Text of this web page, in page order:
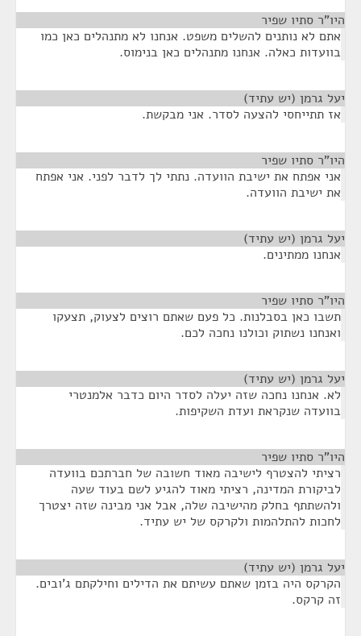
היו"ר סתיו שפיר
אתם לא נותנים להשלים משפט. אנחנו לא מתנהלים כאן כמו
בוועדות כאלה. אנחנו מתנהלים כאן בנימוס.
יעל גרמן (יש עתיד)
אז תתייחסי להצעה לסדר. אני מבקשת.
היו"ר סתיו שפיר
אני אפתח את ישיבת הוועדה. נתתי לך לדבר לפני. אני אפתח
את ישיבת הוועדה.
יעל גרמן (יש עתיד)
אנחנו ממתינים.
היו"ר סתיו שפיר
תשבו כאן בסבלנות. כל פעם שאתם רוצים לצעוק, תצעקו
ואנחנו נשתוק וכולנו נחכה לכם.
יעל גרמן (יש עתיד)
לא. אנחנו נחכה שזה יעלה לסדר היום כדבר אלמנטרי
בוועדה שנקראת ועדת השקיפות.
היו"ר סתיו שפיר
רציתי להצטרף לישיבה מאוד חשובה של חברתכם בוועדה
לביקורת המדינה, רציתי מאוד להגיע לשם בעוד שעה
ולהשתתף בחלק מהישיבה שלה, אבל אני מבינה שזה יצטרך
לחכות להתלהמות ולקרקס של יש עתיד.
יעל גרמן (יש עתיד)
הקרקס היה בזמן שאתם עשיתם את הדילים וחילקתם ג'ובים.
זה קרקס.